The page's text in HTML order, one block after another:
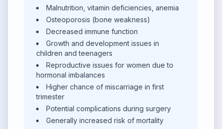
Malnutrition, vitamin deficiencies, anemia
Osteoporosis (bone weakness)
Decreased immune function
Growth and development issues in
children and teenagers
Reproductive issues for women due to
hormonal imbalances
Higher chance of miscarriage in first
trimester
Potential complications during surgery
Generally increased risk of mortality